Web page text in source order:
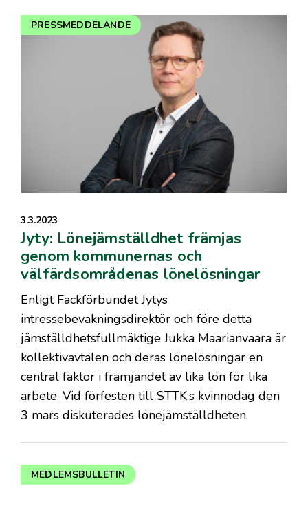
PRESSMEDDELANDE
3.3.2023
Jyty: Lönejämställdhet främjas
genom kommunernas och
välfärdsområdenas lönelösningar
Enligt Fackförbundet Jytys
intressebevakningsdirektör och före detta
jämställdhetsfullmäktige Jukka Maarianvaara är
kollektivavtalen och deras lönelösningar en
central faktor i främjandet av lika lön för lika
arbete. Vid förfesten till STTK:s kvinnodag den
3 mars diskuterades lönejämställdheten.
MEDLEMSBULLETIN